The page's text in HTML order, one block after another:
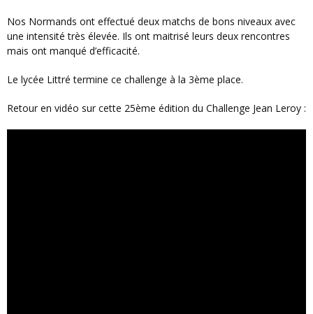
Nos Normands ont effectué deux matchs de bons niveaux avec
une intensité très élevée. Ils ont maitrisé leurs deux rencontres
mais ont manqué d’efficacité.
Le lycée Littré termine ce challenge à la 3ème place.
Retour en vidéo sur cette 25ème édition du Challenge Jean Leroy :